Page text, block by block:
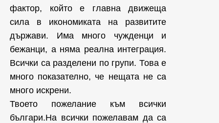
фактор, който е главна движеща
сила в икономиката на развитите
държави. Има много чужденци и
бежанци, а няма реална интеграция.
Всички са разделени по групи. Това е
много показателно, че нещата не са
много искрени.
Твоето пожелание към всички
българи.На всички пожелавам да са